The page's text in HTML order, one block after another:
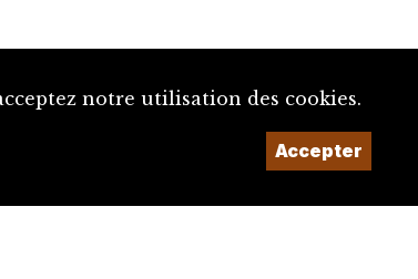
notre utilisation des cookies.
Accepter